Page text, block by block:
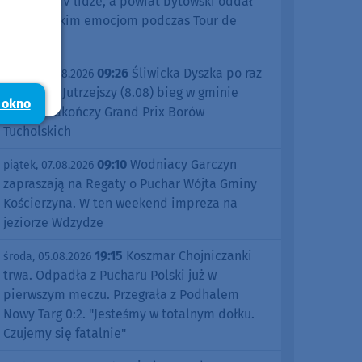
się kolarskim emocjom podczas Tour de
piątek, 07.08.2026 09:26 Śliwicka Dyszka po raz
dziesiąty. Jutrzejszy (8.08) bieg w gminie
Śliwice zakończy Grand Prix Borów
Tucholskich
piątek, 07.08.2026 09:10 Wodniacy Garczyn
zapraszają na Regaty o Puchar Wójta Gminy
Kościerzyna. W ten weekend impreza na
jeziorze Wdzydze
środa, 05.08.2026 19:15 Koszmar Chojniczanki
trwa. Odpadła z Pucharu Polski już w
pierwszym meczu. Przegrała z Podhalem
Nowy Targ 0:2. "Jesteśmy w totalnym dołku.
Czujemy się fatalnie"